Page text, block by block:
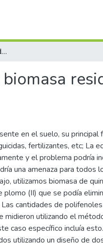
Porcentaje de adsorción de plomo (II) con biomasa residual de quinua en suelos -2024
en el suelo, su principal
fertilizantes, etc; La
y el problema podría
una amenaza para todos
utilizamos biomasa de
(II) que se podía
cantidades de
midieron utilizando el
caso específico incluía
utilizando un diseño de